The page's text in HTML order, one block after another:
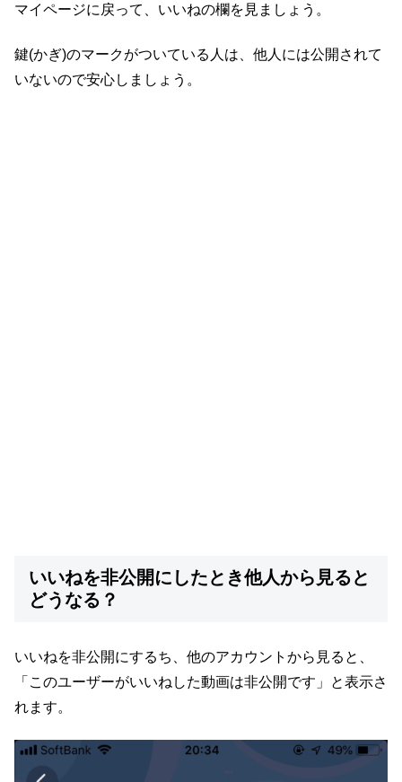
マイページに戻って、いいねの欄を見ましょう。
鍵(かぎ)のマークがついている人は、他人には公開されて
いないので安心しましょう。
いいねを非公開にしたとき他人から見ると
どうなる？
いいねを非公開にするち、他のアカウントから見ると、
「このユーザーがいいねした動画は非公開です」と表示さ
れます。